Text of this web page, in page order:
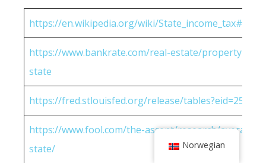
https://en.wikipedia.org/wiki/
https://www.bankrate.com/real-estate/property-
state
https://fred.stlouisfed.org/release/
https://www.fool.com/the-ascent/research/average-
state/
Norwegian